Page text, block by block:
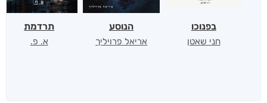
בפנוכו
חני שאטן
הנוסע
אריאל פרויליך
תרדמת
א. פ.